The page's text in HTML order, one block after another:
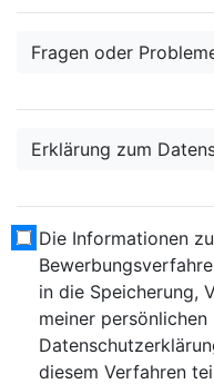
Fragen oder
Erklärung zum
Die Informationen
in die Speicherung,
meiner
diesem Verfahren